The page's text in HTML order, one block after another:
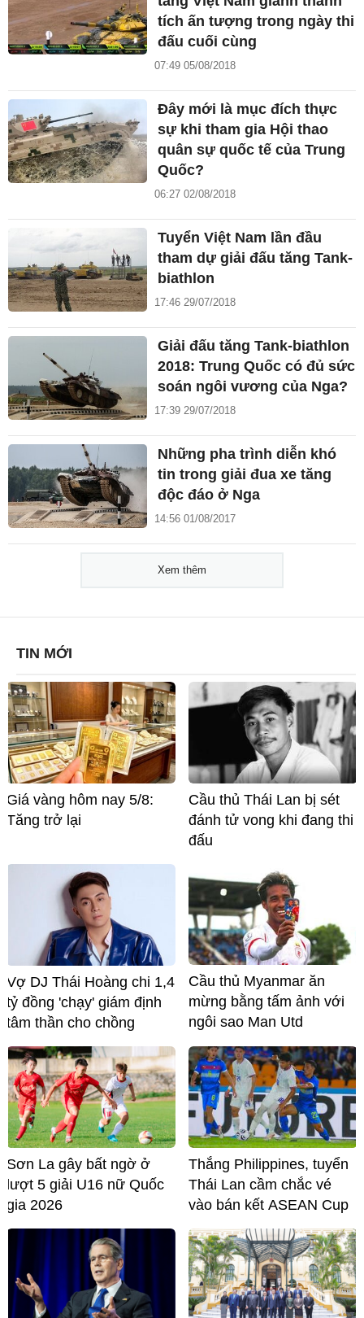
tích ấn tượng trong ngày thi
đấu cuối cùng
07:49 05/08/2018
Đây mới là mục đích thực
sự khi tham gia Hội thao
quân sự quốc tế của Trung
Quốc?
06:27 02/08/2018
Tuyển Việt Nam lần đầu
tham dự giải đấu tăng Tank-
biathlon
17:46 29/07/2018
Giải đấu tăng Tank-biathlon
2018: Trung Quốc có đủ sức
soán ngôi vương của Nga?
17:39 29/07/2018
Những pha trình diễn khó
tin trong giải đua xe tăng
độc đáo ở Nga
14:56 01/08/2017
Xem thêm
TIN MỚI
Giá vàng hôm nay 5/8:
Tăng trở lại
Cầu thủ Thái Lan bị sét
đánh tử vong khi đang thi
đấu
Vợ DJ Thái Hoàng chi 1,4
tỷ đồng 'chạy' giám định
tâm thần cho chồng
Cầu thủ Myanmar ăn
mừng bằng tấm ảnh với
ngôi sao Man Utd
Sơn La gây bất ngờ ở
lượt 5 giải U16 nữ Quốc
gia 2026
Thắng Philippines, tuyển
Thái Lan cầm chắc vé
vào bán kết ASEAN Cup